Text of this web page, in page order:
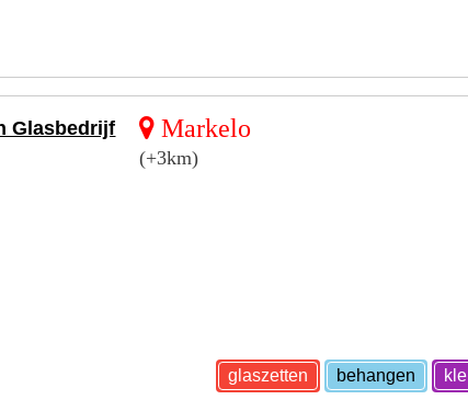
Glasbedrijf Markelo
(+3km)
glaszetten behangen